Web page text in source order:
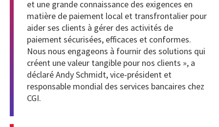
et une grande connaissance des exigences en
matière de paiement local et transfrontalier pour
aider ses clients à gérer des activités de
paiement sécurisées, efficaces et conformes.
Nous nous engageons à fournir des solutions qui
créent une valeur tangible pour nos clients », a
déclaré Andy Schmidt, vice-président et
responsable mondial des services bancaires chez
CGI.